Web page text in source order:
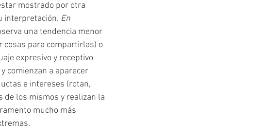
mostrado por otra
interpretación. En
una tendencia menor
cosas para compartirlas) o
expresivo y receptivo
comienzan a aparecer
e intereses (rotan,
de los mismos y realizan la
mucho más